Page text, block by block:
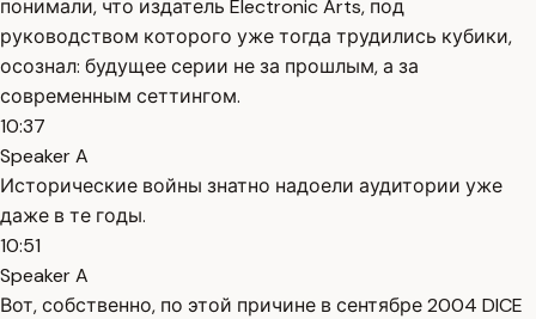
понимали, что издатель Electronic Arts, под
руководством которого уже тогда трудились кубики,
осознал: будущее серии не за прошлым, а за
современным сеттингом.
10:37
Speaker A
Исторические войны знатно надоели аудитории уже
даже в те годы.
10:51
Speaker A
Вот, собственно, по этой причине в сентябре 2004 DICE